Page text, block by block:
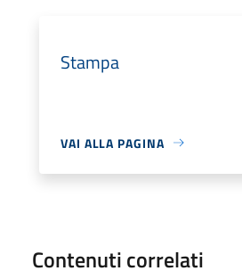
Stampa
VAI ALLA PAGINA
Contenuti correlati